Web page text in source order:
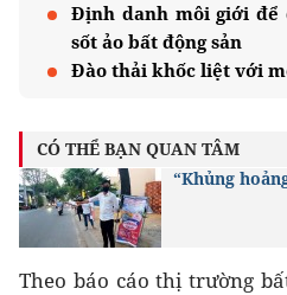
Định danh môi giới để
sốt ảo bất động sản
Đào thải khốc liệt với
CÓ THỂ BẠN QUAN TÂM
“Khủng
Theo báo cáo thị trường